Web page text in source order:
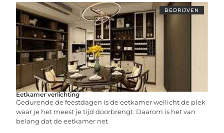
BEDRIJVEN
Eetkamer verlichting
Gedurende de feestdagen is de eetkamer wellicht de plek
waar je het meest je tijd doorbrengt. Daarom is het van
belang dat de eetkamer net